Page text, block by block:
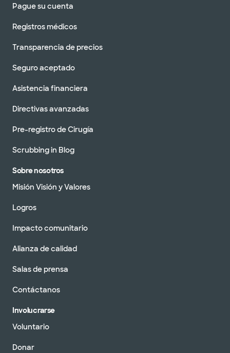
Pague su cuenta
Registros médicos
Transparencia de precios
Seguro aceptado
Asistencia financiera
Directivas avanzadas
Pre-registro de Cirugía
Scrubbing in Blog
Sobre nosotros
Misión Visión y Valores
Logros
Impacto comunitario
Alianza de calidad
Salas de prensa
Contáctanos
Involucrarse
Voluntario
Donar